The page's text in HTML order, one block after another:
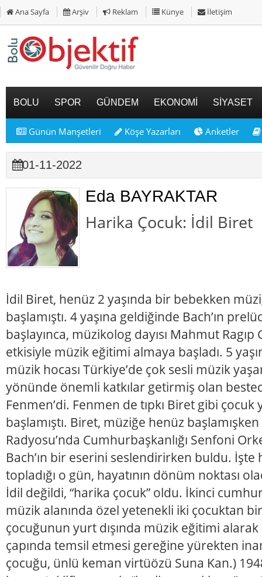
Ana Sayfa Arşiv Reklam Künye İletişim
BOLU SPOR GÜNDEM EKONOMİ SİYASET
Günün Manşetleri Köşe Yazarları Anketler
01-11-2022
Eda BAYRAKTAR
Harika Çocuk: İdil Biret
İdil Biret, henüz 2 yaşında bir bebekken
başlamıştı. 4 yaşına geldiğinde Bach’ın
başlayınca, müzikolog dayısı Mahmut Ragıp
etkisiyle müzik eğitimi almaya başladı. 5
müzik hocası Türkiye’de çok sesli müzik
yönünde önemli katkılar getirmiş olan
Fenmen’di. Fenmen de tıpkı Biret gibi
başlamıştı. Biret, müziğe henüz
Radyosu’nda Cumhurbaşkanlığı Senfoni
Bach’ın bir eserini seslendirirken buldu.
topladığı o gün, hayatının dönüm noktası
İdil değildi, “harika çocuk” oldu. İkinci
müzik alanında özel yetenekli iki çocuktan
çocuğunun yurt dışında müzik eğitimi
çapında temsil etmesi gereğine yürekten
çocuğu, ünlü keman virtüözü Suna Kan.)